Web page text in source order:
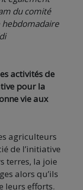
du comité
activités de
pour la
vie aux
agriculteurs
de l’initiative
terres, la joie
alors qu’ils
leurs efforts.